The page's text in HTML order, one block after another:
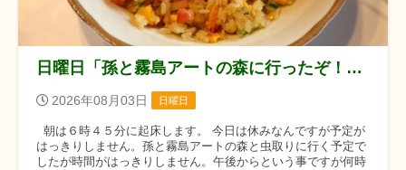
日曜日「孫と霧島アートの森に行ったぞ！！」の巻
2026年08月03日 日曜日
朝は６時４５分に起床します。 今日は休みなんですが予定が
はっきりしません。孫と霧島アートの森と虫取りに行く予定で
したが時間がはっきりしません。午後からという事ですが何時